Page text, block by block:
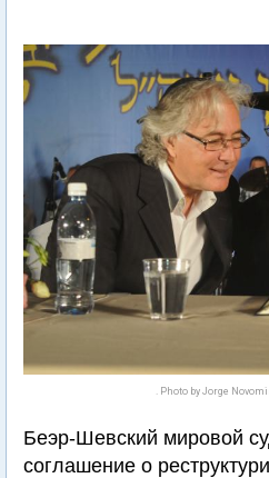
. Photo by Jorge
Беэр-Шевский мировой
соглашение о